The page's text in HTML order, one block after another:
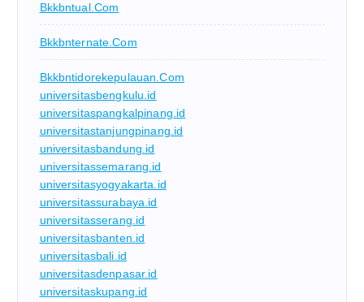
Bkkbntual.com
Bkkbnternate.com
Bkkbntidorekepulauan.com
universitasbengkulu.id
universitaspangkalpinang.id
universitastanjungpinang.id
universitasbandung.id
universitassemarang.id
universitasyogyakarta.id
universitassurabaya.id
universitasserang.id
universitasbanten.id
universitasbali.id
universitasdenpasar.id
universitaskupang.id